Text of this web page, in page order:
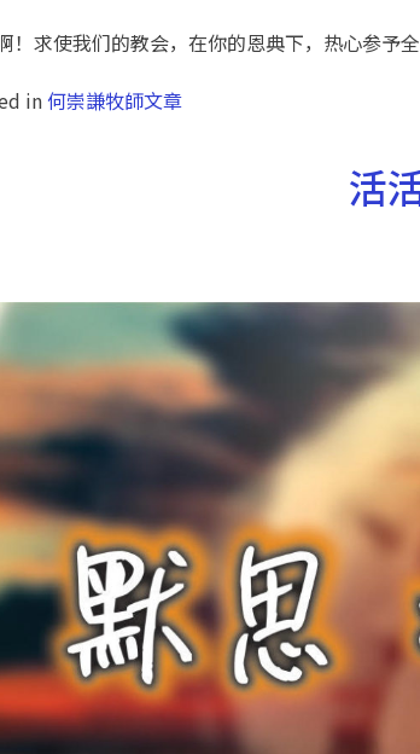
！求使我们的教会，在你的恩典下，热心参予
in 何崇謙牧師文章
活